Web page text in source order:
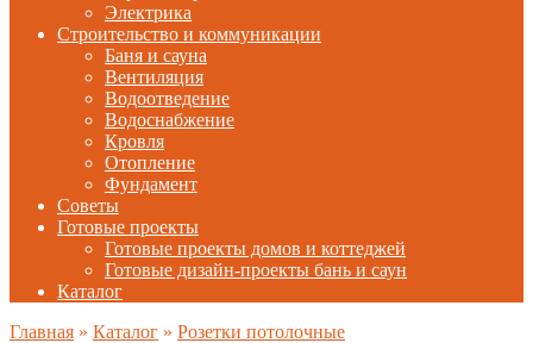
Электрика
Строительство и коммуникации
Баня и сауна
Вентиляция
Водоотведение
Водоснабжение
Кровля
Отопление
Фундамент
Советы
Готовые проекты
Готовые проекты домов и коттеджей
Готовые дизайн-проекты бань и саун
Каталог
Главная » Каталог » Розетки потолочные